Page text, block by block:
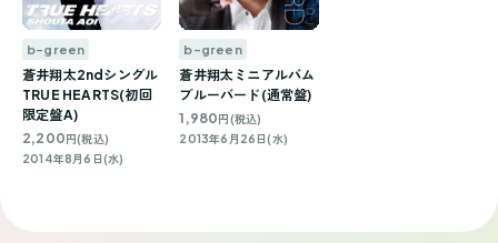
b-green
蒼井翔太2ndシングル
TRUE HEARTS(初回
限定盤A)
2,200円(税込)
2014年8月6日(水)
b-green
蒼井翔太ミニアルバム
ブルーバード(通常盤)
1,980円(税込)
2013年6月26日(水)